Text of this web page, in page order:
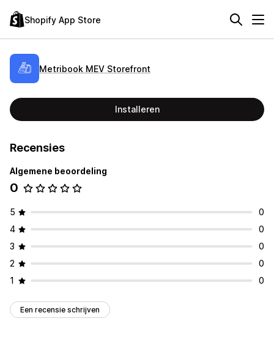
Shopify App Store
Metribook MEV Storefront
Installeren
Recensies
Algemene beoordeling
0
5
0
4
0
3
0
2
0
1
0
Een recensie schrijven